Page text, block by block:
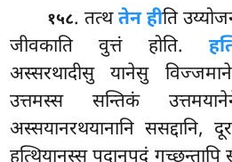
१५८. तत्थतेन हीति
जीवकातिवुत्तं होति.
अस्सरथादीसु यानेसु
उत्तमस्स सन्तिकं
अस्सयानरथयानानि ससद्दानि,